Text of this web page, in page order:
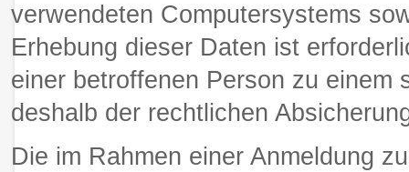
verwendeten Computersystems
Erhebung dieser Daten ist
einer betroffenen Person zu einem
deshalb der rechtlichen
Die im Rahmen einer Anmeldung